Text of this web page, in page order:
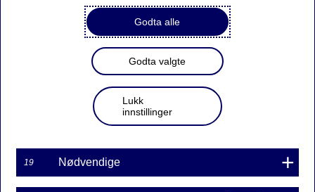
Privatøkonomi
Få mest ut av feriepengene og
skattepengene dine
Godta alle
Godta valgte
Lukk
innstillinger
19 Nødvendige